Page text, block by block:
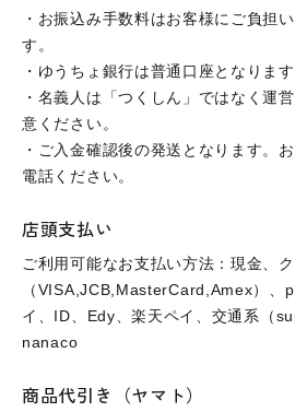
・お振込み手数料はお客様にご負担
す。
・ゆうちょ銀行は普通口座となります
・名義人は「つくしん」ではなく運
意ください。
・ご入金確認後の発送となります。
電話ください。
店頭支払い
ご利用可能なお支払い方法：現金、
（VISA,JCB,MasterCard,Amex）、
イ、ID、Edy、楽天ペイ、交通系（
nanaco
商品代引き（ヤマト）